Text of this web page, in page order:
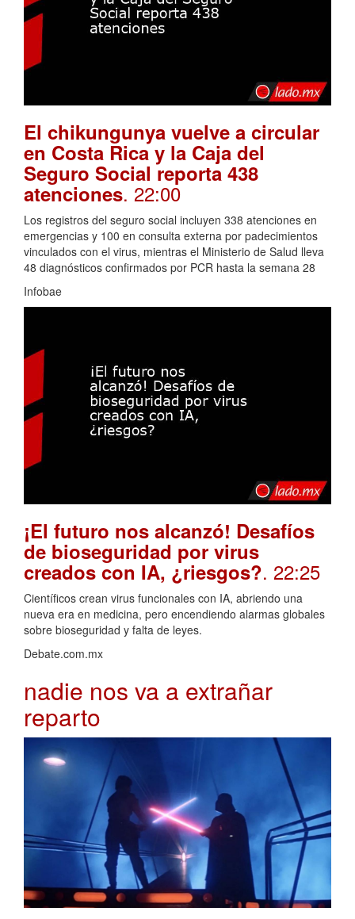
El chikungunya vuelve a circular
en Costa Rica y la Caja del
Seguro Social reporta 438
atenciones. 22:00
Los registros del seguro social incluyen 338 atenciones en
emergencias y 100 en consulta externa por padecimientos
vinculados con el virus, mientras el Ministerio de Salud lleva
48 diagnósticos confirmados por PCR hasta la semana 28
Infobae
¡El futuro nos alcanzó! Desafíos
de bioseguridad por virus
creados con IA, ¿riesgos?. 22:25
Científicos crean virus funcionales con IA, abriendo una
nueva era en medicina, pero encendiendo alarmas globales
sobre bioseguridad y falta de leyes.
Debate.com.mx
nadie nos va a extrañar
reparto